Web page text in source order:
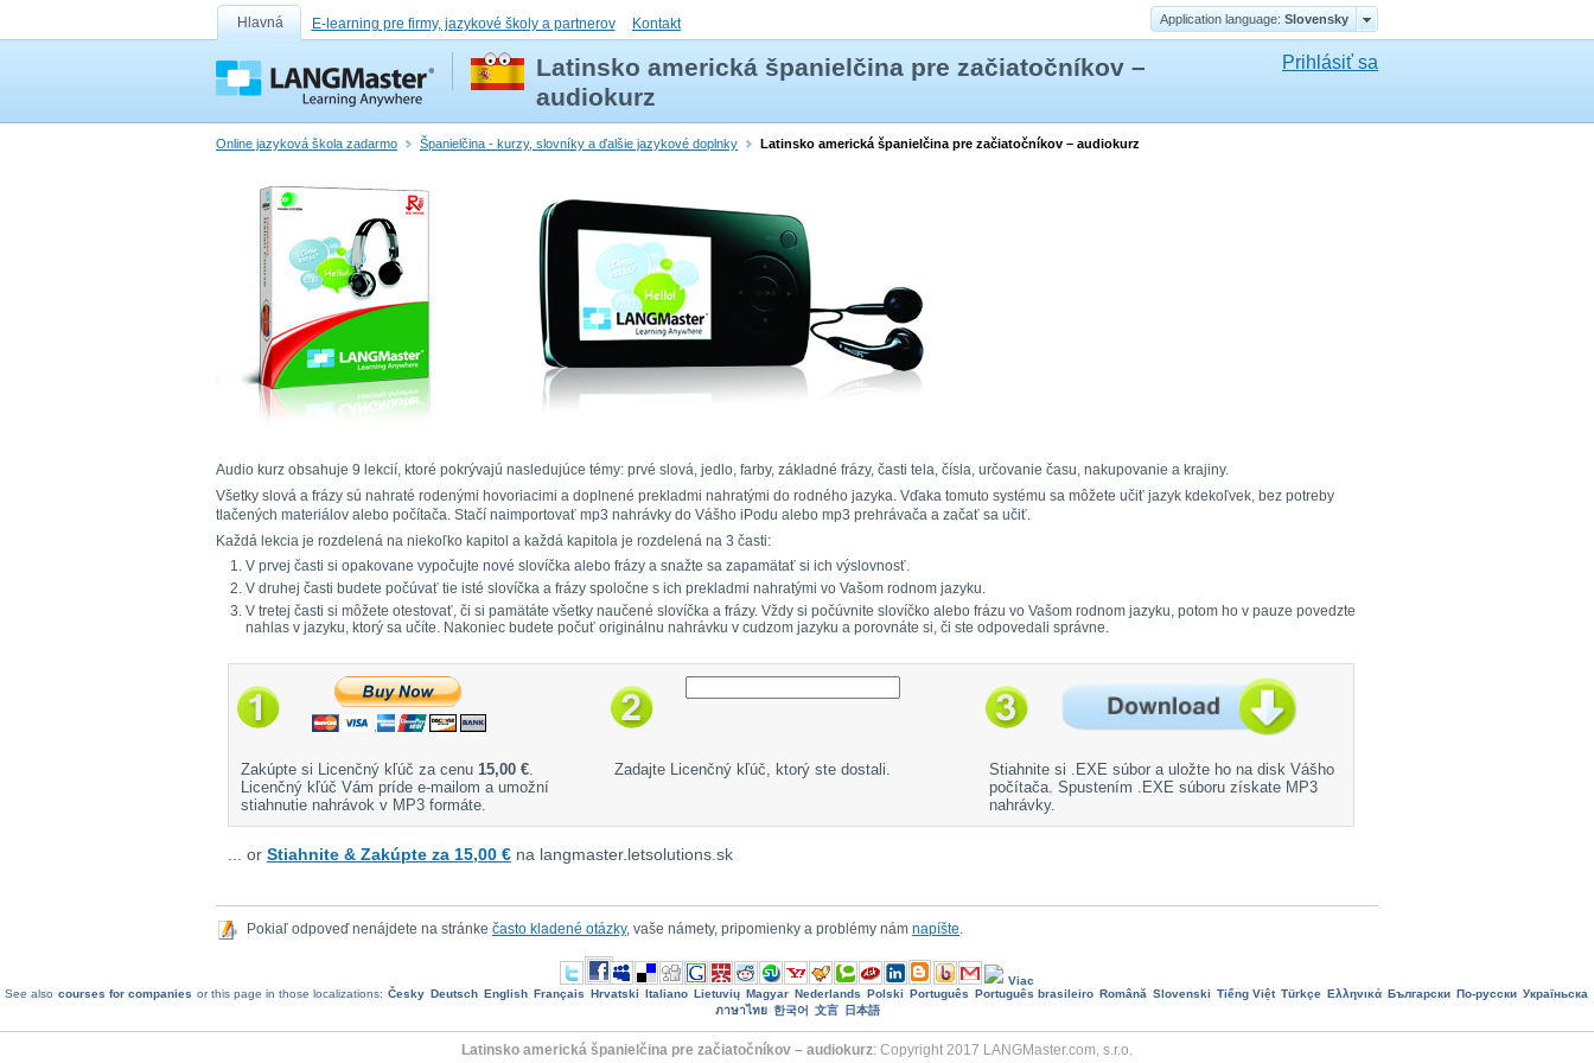
Hlavná E-learning pre firmy, jazykové školy a partnerov Kontakt Application language: Slovensky
Latinsko americká španielčina pre začiatočníkov –
audiokurz
Prihlásiť sa
Online jazyková škola zadarmo Španielčina - kurzy, slovníky a ďalšie jazykové doplnky Latinsko americká španielčina pre začiatočníkov – audiokurz
Audio kurz obsahuje 9 lekcií, ktoré pokrývajú nasledujúce témy: prvé slová, jedlo, farby, základné frázy, časti tela, čísla, určovanie času, nakupovanie a krajiny.
Všetky slová a frázy sú nahraté rodenými hovoriacimi a doplnené prekladmi nahratými do rodného jazyka. Vďaka tomuto systému sa môžete učiť jazyk kdekoľvek, bez potreby
tlačených materiálov alebo počítača. Stačí naimportovať mp3 nahrávky do Vášho iPodu alebo mp3 prehrávača a začať sa učiť.
Každá lekcia je rozdelená na niekoľko kapitol a každá kapitola je rozdelená na 3 časti:
V prvej časti si opakovane vypočujte nové slovíčka alebo frázy a snažte sa zapamätať si ich výslovnosť.
V druhej časti budete počúvať tie isté slovíčka a frázy spoločne s ich prekladmi nahratými vo Vašom rodnom jazyku.
V tretej časti si môžete otestovať, či si pamätáte všetky naučené slovíčka a frázy. Vždy si počúvnite slovíčko alebo frázu vo Vašom rodnom jazyku, potom ho v pauze povedzte
nahlas v jazyku, ktorý sa učíte. Nakoniec budete počuť originálnu nahrávku v cudzom jazyku a porovnáte si, či ste odpovedali správne.
Zakúpte si Licenčný kľúč za cenu 15,00 €.
Licenčný kľúč Vám príde e-mailom a umožní
stiahnutie nahrávok v MP3 formáte.
Zadajte Licenčný kľúč, ktorý ste dostali.
Stiahnite si .EXE súbor a uložte ho na disk Vášho
počítača. Spustením .EXE súboru získate MP3
nahrávky.
... or Stiahnite & Zakúpte za 15,00 € na langmaster.letsolutions.sk
Pokiaľ odpoveď nenájdete na stránke často kladené otázky, vaše námety, pripomienky a problémy nám napíšte
Viac
See also courses for companies or this page in those localizations: Česky Deutsch English Français Hrvatski Italiano Lietuvių Magyar Nederlands Polski Português Português brasileiro Română Slovenski Tiếng Việt Türkçe Ελληνικά Български По-русски Україньска
ภาษาไทย 한국어 文言 日本語
Latinsko americká španielčina pre začiatočníkov – audiokurz: Copyright 2017 LANGMaster.com, s.r.o.